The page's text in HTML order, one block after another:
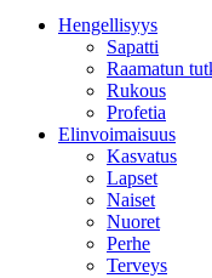
Hengellisyys
Sapatti
Raamatun
Rukous
Profetia
Elinvoimaisuus
Kasvatus
Lapset
Naiset
Nuoret
Perhe
Terveys